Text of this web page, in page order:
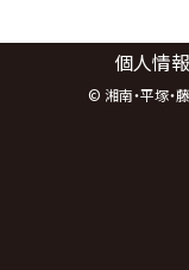
個人情
© 湘南・平塚・